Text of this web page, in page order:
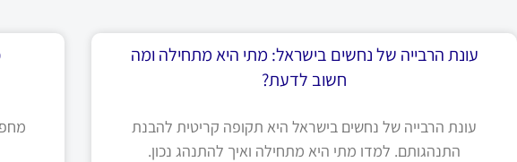
עונת הרבייה של נחשים בישראל: מתי היא מתחילה ומה
חשוב לדעת?
עונת הרבייה של נחשים בישראל היא תקופה קריטית להבנת
התנהגותם. למדו מתי היא מתחילה ואיך להתנהג נכון.